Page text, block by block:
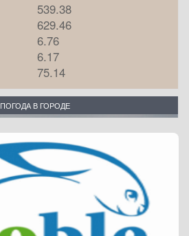
539.38
629.46
6.76
6.17
75.14
ПОГОДА В ГОРОДЕ